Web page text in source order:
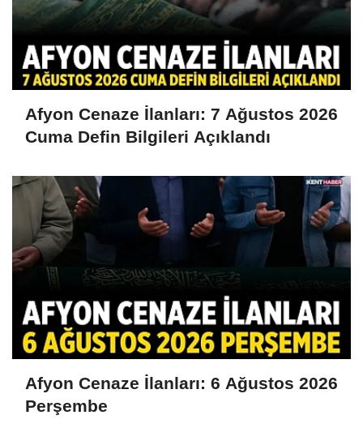
Afyon Cenaze İlanları: 7 Ağustos 2026
Cuma Defin Bilgileri Açıklandı
Afyon Cenaze İlanları: 6 Ağustos 2026
Perşembe